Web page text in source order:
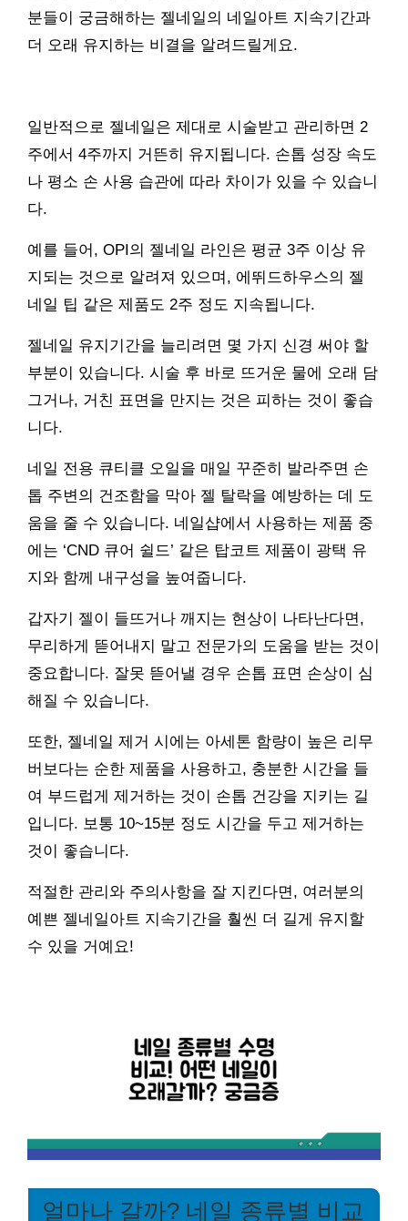
분들이 궁금해하는 젤네일의 네일아트 지속기간과
더 오래 유지하는 비결을 알려드릴게요.
일반적으로 젤네일은 제대로 시술받고 관리하면 2
주에서 4주까지 거뜬히 유지됩니다. 손톱 성장 속도
나 평소 손 사용 습관에 따라 차이가 있을 수 있습니
다.
예를 들어, OPI의 젤네일 라인은 평균 3주 이상 유
지되는 것으로 알려져 있으며, 에뛰드하우스의 젤
네일 팁 같은 제품도 2주 정도 지속됩니다.
젤네일 유지기간을 늘리려면 몇 가지 신경 써야 할
부분이 있습니다. 시술 후 바로 뜨거운 물에 오래 담
그거나, 거친 표면을 만지는 것은 피하는 것이 좋습
니다.
네일 전용 큐티클 오일을 매일 꾸준히 발라주면 손
톱 주변의 건조함을 막아 젤 탈락을 예방하는 데 도
움을 줄 수 있습니다. 네일샵에서 사용하는 제품 중
에는 ‘CND 큐어 쉴드’ 같은 탑코트 제품이 광택 유
지와 함께 내구성을 높여줍니다.
갑자기 젤이 들뜨거나 깨지는 현상이 나타난다면,
무리하게 뜯어내지 말고 전문가의 도움을 받는 것이
중요합니다. 잘못 뜯어낼 경우 손톱 표면 손상이 심
해질 수 있습니다.
또한, 젤네일 제거 시에는 아세톤 함량이 높은 리무
버보다는 순한 제품을 사용하고, 충분한 시간을 들
여 부드럽게 제거하는 것이 손톱 건강을 지키는 길
입니다. 보통 10~15분 정도 시간을 두고 제거하는
것이 좋습니다.
적절한 관리와 주의사항을 잘 지킨다면, 여러분의
예쁜 젤네일아트 지속기간을 훨씬 더 길게 유지할
수 있을 거예요!
얼마나 갈까? 네일 종류별 비교